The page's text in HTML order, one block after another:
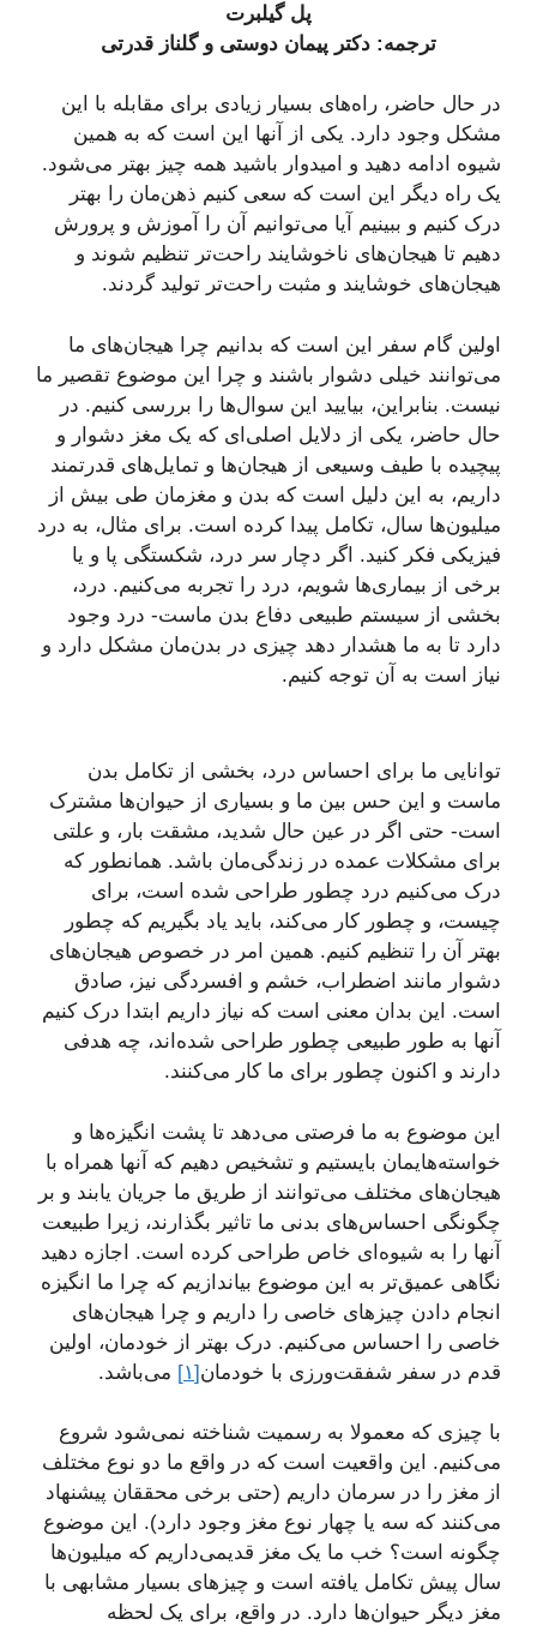
پل گیلبرت
ترجمه: دکتر پیمان دوستی و گلناز قدرتی
در حال حاضر، راه‌های بسیار زیادی برای مقابله با این
مشکل وجود دارد. یکی از آنها این است که به همین
شیوه ادامه دهید و امیدوار باشید همه چیز بهتر می‌شود.
یک راه دیگر این است که سعی کنیم ذهن‌مان را بهتر
درک کنیم و ببینیم آیا می‌توانیم آن را آموزش و پرورش
دهیم تا هیجان‌های ناخوشایند راحت‌تر تنظیم شوند و
هیجان‌های خوشایند و مثبت راحت‌تر تولید گردند.
اولین گام سفر این است که بدانیم چرا هیجان‌های ما
می‌توانند خیلی دشوار باشند و چرا این موضوع تقصیر ما
نیست. بنابراین، بیایید این سوال‌ها را بررسی کنیم. در
حال حاضر، یکی از دلایل اصلی‌ای که یک مغز دشوار و
پیچیده با طیف وسیعی از هیجان‌ها و تمایل‌های قدرتمند
داریم، به این دلیل است که بدن و مغزمان طی بیش از
میلیون‌ها سال، تکامل پیدا کرده است. برای مثال، به درد
فیزیکی فکر کنید. اگر دچار سر درد، شکستگی پا و یا
برخی از بیماری‌ها شویم، درد را تجربه می‌کنیم. درد،
بخشی از سیستم طبیعی دفاع بدن ماست- درد وجود
دارد تا به ما هشدار دهد چیزی در بدن‌مان مشکل دارد و
نیاز است به آن توجه کنیم.
توانایی ما برای احساس درد، بخشی از تکامل بدن
ماست و این حس بین ما و بسیاری از حیوان‌ها مشترک
است- حتی اگر در عین حال شدید، مشقت بار، و علتی
برای مشکلات عمده در زندگی‌مان باشد. همانطور که
درک می‌کنیم درد چطور طراحی شده است، برای
چیست، و چطور کار می‌کند، باید یاد بگیریم که چطور
بهتر آن را تنظیم کنیم. همین امر در خصوص هیجان‌های
دشوار مانند اضطراب، خشم و افسردگی نیز، صادق
است. این بدان معنی است که نیاز داریم ابتدا درک کنیم
آنها به طور طبیعی چطور طراحی شده‌اند، چه هدفی
دارند و اکنون چطور برای ما کار می‌کنند.
این موضوع به ما فرصتی می‌دهد تا پشت انگیزه‌ها و
خواسته‌هایمان بایستیم و تشخیص دهیم که آنها همراه با
هیجان‌های مختلف می‌توانند از طریق ما جریان یابند و بر
چگونگی احساس‌های بدنی ما تاثیر بگذارند، زیرا طبیعت
آنها را به شیوه‌ای خاص طراحی کرده است. اجازه دهید
نگاهی عمیق‌تر به این موضوع بیاندازیم که چرا ما انگیزه
انجام دادن چیزهای خاصی را داریم و چرا هیجان‌های
خاصی را احساس می‌کنیم. درک بهتر از خودمان، اولین
قدم در سفر شفقت‌ورزی با خودمان[۱] می‌باشد.
با چیزی که معمولا به رسمیت شناخته نمی‌شود شروع
می‌کنیم. این واقعیت است که در واقع ما دو نوع مختلف
از مغز را در سرمان داریم (حتی برخی محققان پیشنهاد
می‌کنند که سه یا چهار نوع مغز وجود دارد). این موضوع
چگونه است؟ خب ما یک مغز قدیمی‌داریم که میلیون‌ها
سال پیش تکامل یافته است و چیزهای بسیار مشابهی با
مغز دیگر حیوان‌ها دارد. در واقع، برای یک لحظه